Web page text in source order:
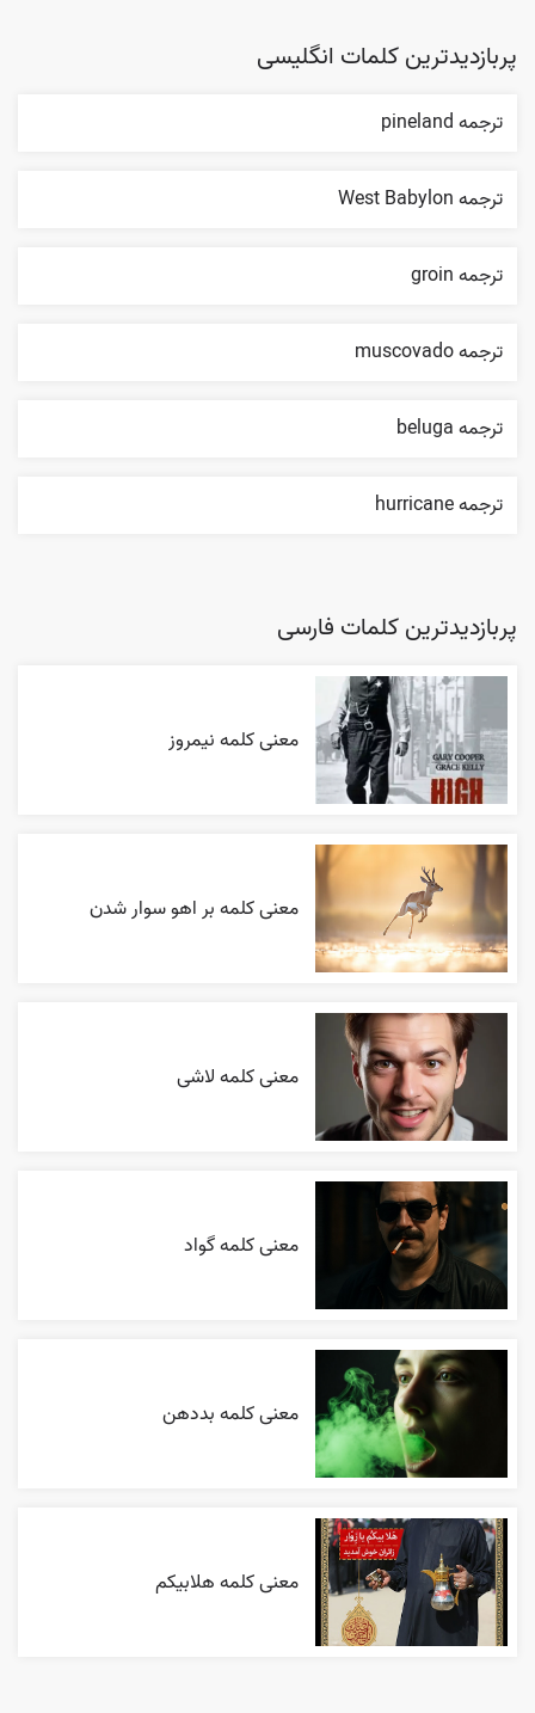
پربازدیدترین کلمات انگلیسی
ترجمه pineland
ترجمه West Babylon
ترجمه groin
ترجمه muscovado
ترجمه beluga
ترجمه hurricane
پربازدیدترین کلمات فارسی
معنی کلمه نیمروز
معنی کلمه بر اهو سوار شدن
معنی کلمه لاشی
معنی کلمه گواد
معنی کلمه بددهن
معنی کلمه هلابیکم